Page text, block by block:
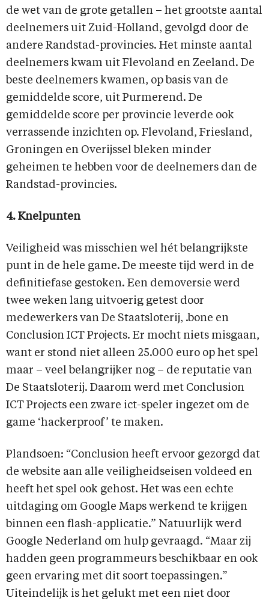
de wet van de grote getallen – het grootste aantal
deelnemers uit Zuid-Holland, gevolgd door de
andere Randstad-provincies. Het minste aantal
deelnemers kwam uit Flevoland en Zeeland. De
beste deelnemers kwamen, op basis van de
gemiddelde score, uit Purmerend. De
gemiddelde score per provincie leverde ook
verrassende inzichten op. Flevoland, Friesland,
Groningen en Overijssel bleken minder
geheimen te hebben voor de deelnemers dan de
Randstad-provincies.
4. Knelpunten
Veiligheid was misschien wel hét belangrijkste
punt in de hele game. De meeste tijd werd in de
definitiefase gestoken. Een demoversie werd
twee weken lang uitvoerig getest door
medewerkers van De Staatsloterij, .bone en
Conclusion ICT Projects. Er mocht niets misgaan,
want er stond niet alleen 25.000 euro op het spel
maar – veel belangrijker nog – de reputatie van
De Staatsloterij. Daarom werd met Conclusion
ICT Projects een zware ict-speler ingezet om de
game ‘hackerproof’ te maken.
Plandsoen: “Conclusion heeft ervoor gezorgd dat
de website aan alle veiligheidseisen voldeed en
heeft het spel ook gehost. Het was een echte
uitdaging om Google Maps werkend te krijgen
binnen een flash-applicatie.” Natuurlijk werd
Google Nederland om hulp gevraagd. “Maar zij
hadden geen programmeurs beschikbaar en ook
geen ervaring met dit soort toepassingen.”
Uiteindelijk is het gelukt met een niet door